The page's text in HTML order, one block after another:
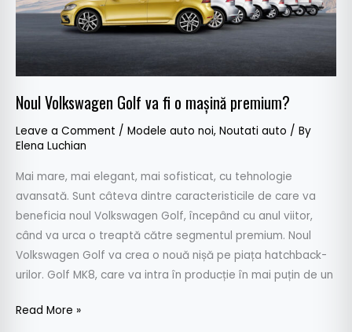
Noul Volkswagen Golf va fi o mașină premium?
Leave a Comment / Modele auto noi, Noutati auto / By
Elena Luchian
Mai mare, mai elegant, mai sofisticat, cu tehnologie
avansată. Sunt câteva dintre caracteristicile de care va
beneficia noul Volkswagen Golf, începând cu anul viitor,
când va urca o treaptă către segmentul premium. Noul
Volkswagen Golf va crea o nouă nișă pe piața hatchback-
urilor. Golf MK8, care va intra în producție în mai puțin de un
o
premium?
Read More »